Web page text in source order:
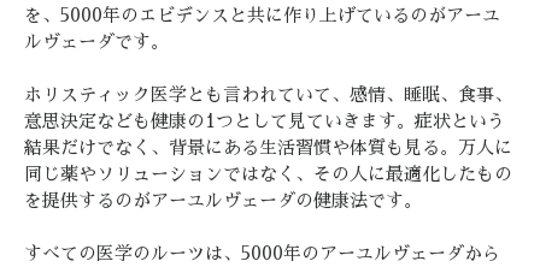
を、5000年のエビデンスと共に作り上げているのがアーユ
ルヴェーダです。
ホリスティック医学とも言われていて、感情、睡眠、食事、
意思決定なども健康の1つとして見ていきます。症状という
結果だけでなく、背景にある生活習慣や体質も見る。万人に
同じ薬やソリューションではなく、その人に最適化したもの
を提供するのがアーユルヴェーダの健康法です。
すべての医学のルーツは、5000年のアーユルヴェーダから